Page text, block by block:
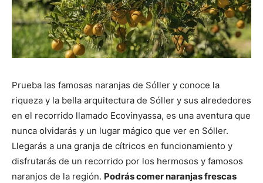
Prueba las famosas naranjas de Sóller y conoce la
riqueza y la bella arquitectura de Sóller y sus alrededores
en el recorrido llamado Ecovinyassa, es una aventura que
nunca olvidarás y un lugar mágico que ver en Sóller.
Llegarás a una granja de cítricos en funcionamiento y
disfrutarás de un recorrido por los hermosos y famosos
naranjos de la región. Podrás comer naranjas frescas